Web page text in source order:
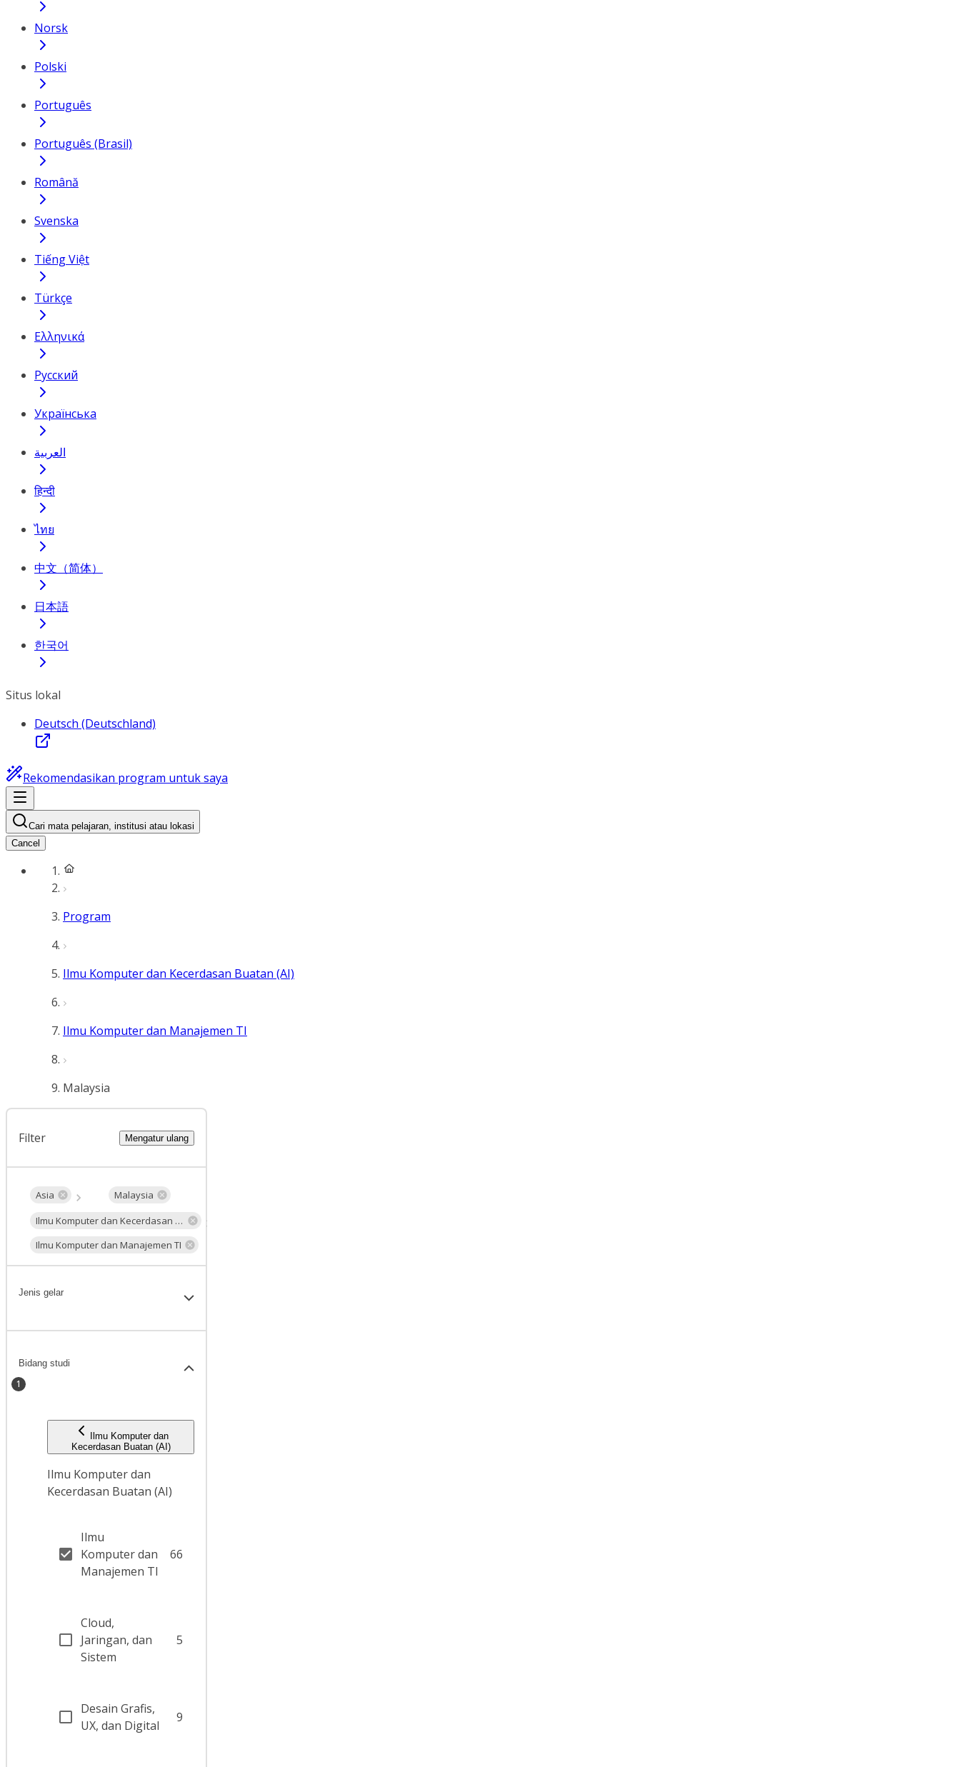
Norsk
Polski
Português
Português (Brasil)
Română
Svenska
Tiếng Việt
Türkçe
Ελληνικά
Русский
Українська
العربية
हिन्दी
ไทย
中文（简体）
日本語
한국어
Situs lokal
Deutsch (Deutschland)
Rekomendasikan program untuk saya
Cari mata pelajaran, institusi atau lokasi
Cancel
Program
Ilmu Komputer dan Kecerdasan Buatan (AI)
Ilmu Komputer dan Manajemen TI
Malaysia
Filter Mengatur ulang
Asia
Malaysia
Ilmu Komputer dan Kecerdasan Buatan (AI)
Ilmu Komputer dan Manajemen TI
Jenis gelar
Bidang studi
1
Ilmu Komputer dan
Kecerdasan Buatan (AI)
Ilmu Komputer dan
Kecerdasan Buatan (AI)
Ilmu
Komputer dan
Manajemen TI
66
Cloud,
Jaringan, dan
Sistem
5
Desain Grafis,
UX, dan Digital
9